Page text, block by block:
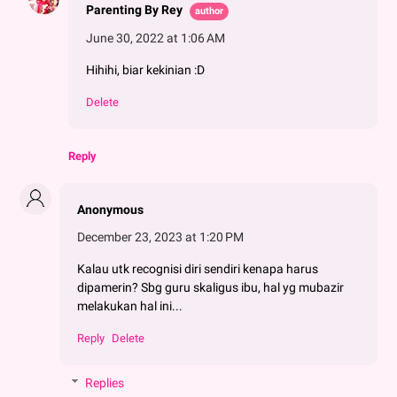
Parenting By Rey
June 30, 2022 at 1:06 AM
Hihihi, biar kekinian :D
Delete
Reply
Anonymous
December 23, 2023 at 1:20 PM
Kalau utk recognisi diri sendiri kenapa harus
dipamerin? Sbg guru skaligus ibu, hal yg mubazir
melakukan hal ini...
Reply Delete
Replies